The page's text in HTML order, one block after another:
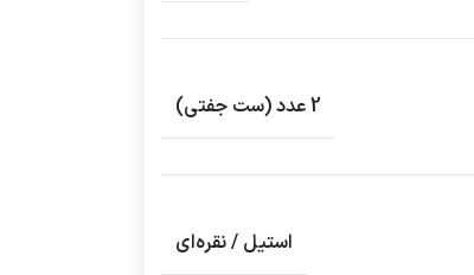
2 عدد (ست جفتی)
استیل / نقره‌ای